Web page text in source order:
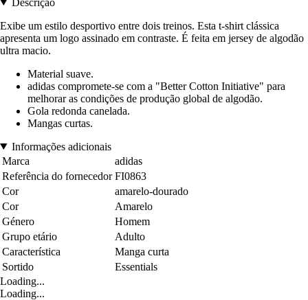
Exibe um estilo desportivo entre dois treinos. Esta t-shirt clássica
apresenta um logo assinado em contraste. É feita em jersey de algodão
ultra macio.
Material suave.
adidas compromete-se com a "Better Cotton Initiative" para
melhorar as condições de produção global de algodão.
Gola redonda canelada.
Mangas curtas.
Informações adicionais
Marca
adidas
Referência do fornecedor FI0863
Cor
amarelo-dourado
Cor
Amarelo
Género
Homem
Grupo etário
Adulto
Característica
Manga curta
Sortido
Essentials
Loading...
Loading...